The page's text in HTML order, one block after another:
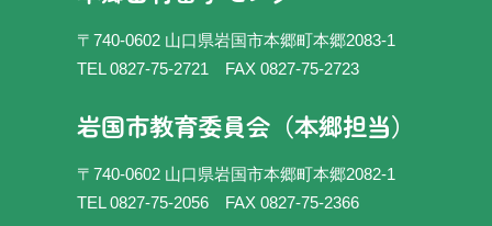
〒740-0602 山口県岩国市本郷町本郷2083-1
TEL 0827-75-2721 FAX 0827-75-2723
岩国市教育委員会（本郷担当）
〒740-0602 山口県岩国市本郷町本郷2082-1
TEL 0827-75-2056 FAX 0827-75-2366